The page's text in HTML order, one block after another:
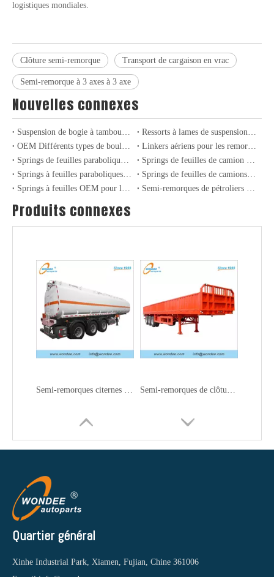
logistiques mondiales.
Clôture semi-remorque Transport de cargaison en vrac
Semi-remorque à 3 axes à 3 axe
Nouvelles connexes
Suspension de bogie à tambour de type Allemagne 24T-36T pour semi-remorques et camions
Ressorts à lames de suspension robustes conventionnels pour semi-remorques
OEM Différents types de boulons de roue pour semi-remorque robuste et essieu de camion
Linkers aériens pour les remorques et camions lourds: expertise et performance
Springs de feuilles paraboliques légères à haute performance pour camions et remorques
Springs de feuilles de camion léger professionnel pour les applications industrielles et de transport
Springs à feuilles paraboliques lourdes pour les camions et remorques industriels
Springs de feuilles de camions lourds: améliorer la durabilité et les performances dans le transport industriel
Springs à feuilles OEM pour les camions américains et les suspensions industrielles
Semi-remorques de pétroliers GPL à 3 axes pour le transport de gaz de pétrole liquide
Produits connexes
Semi-remorques-citernes GNL à 3 essieux pour le transport de gaz naturel liquide
Semi-remorques citernes à carburant à 3 essieux 45000L pour le transport de pétrole, d'essence et de diesel Semi-remorques de clôture à 2 essieux et 3 essieux pour le transport de marchandises en vrac
Quartier général
Xinhe Industrial Park, Xiamen, Fujian, Chine 361006